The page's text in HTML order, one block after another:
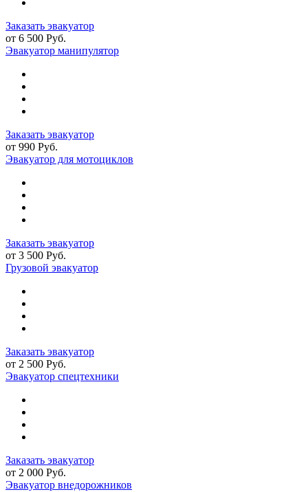
Заказать эвакуатор
от 6 500 Руб.
Эвакуатор манипулятор
Заказать эвакуатор
от 990 Руб.
Эвакуатор для мотоциклов
Заказать эвакуатор
от 3 500 Руб.
Грузовой эвакуатор
Заказать эвакуатор
от 2 500 Руб.
Эвакуатор спецтехники
Заказать эвакуатор
от 2 000 Руб.
Эвакуатор внедорожников